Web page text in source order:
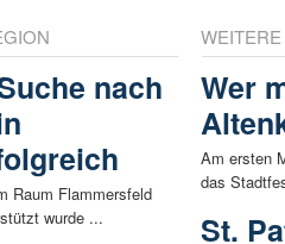
nach
Raum Flammersfeld
wurde ...
Wer
Am ersten
das
St.